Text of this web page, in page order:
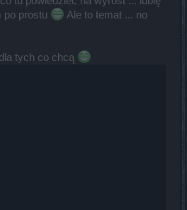
po prostu
Ale to temat ... no
tych co chcą